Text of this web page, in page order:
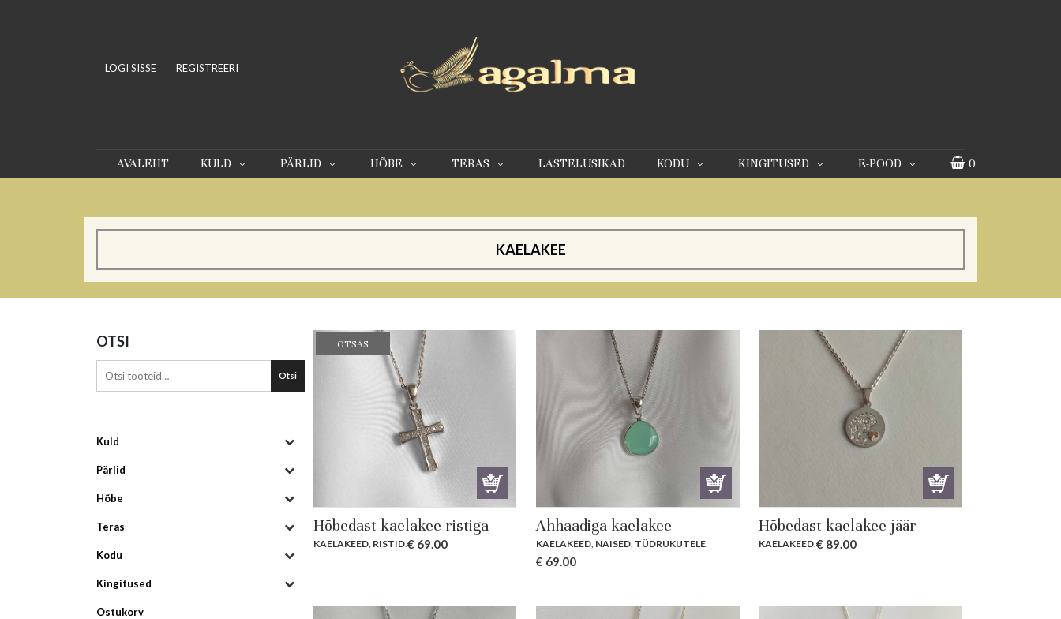
LOGI SISSE REGISTREERI
AVALEHT KULD PÄRLID HÕBE TERAS LASTELUSIKAD KODU KINGITUSED E-POOD 0
KAELAKEE
OTSAS
Hõbedast kaelakee ristiga
KAELAKEED, RISTID.€ 69.00
Ahhaadiga kaelakee
KAELAKEED, NAISED, TÜDRUKUTELE.
€ 69.00
Hõbedast kaelakee jäär
KAELAKEED.€ 89.00
OTSI
Otsi
Kuld
Pärlid
Hõbe
Teras
Kodu
Kingitused
Ostukorv